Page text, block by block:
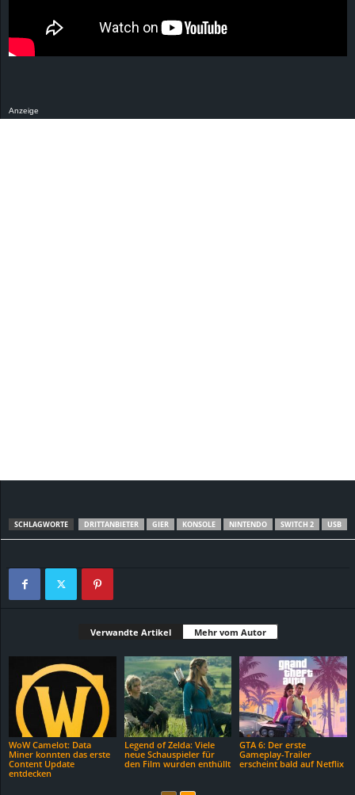
Anzeige
SCHLAGWORTE DRITTANBIETER GIER KONSOLE NINTENDO SWITCH 2 USB
Verwandte Artikel Mehr vom Autor
WoW Camelot: Data
Miner konnten das erste
Content Update
entdecken
Legend of Zelda: Viele
neue Schauspieler für
den Film wurden enthüllt
GTA 6: Der erste
Gameplay-Trailer
erscheint bald auf Netflix